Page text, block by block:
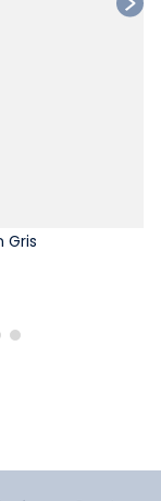
Gris